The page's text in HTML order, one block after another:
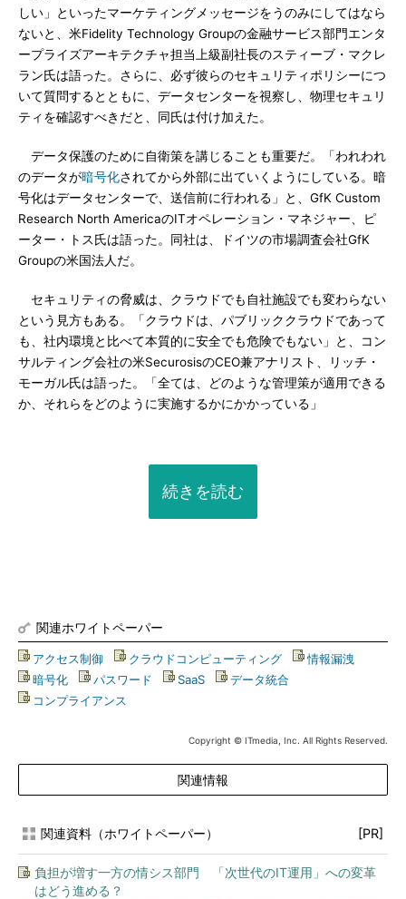
しい」といったマーケティングメッセージをうのみにしてはなら
ないと、米Fidelity Technology Groupの金融サービス部門エンタ
ープライズアーキテクチャ担当上級副社長のスティーブ・マクレ
ラン氏は語った。さらに、必ず彼らのセキュリティポリシーにつ
いて質問するとともに、データセンターを視察し、物理セキュリ
ティを確認すべきだと、同氏は付け加えた。
データ保護のために自衛策を講じることも重要だ。「われわれ
のデータが暗号化されてから外部に出ていくようにしている。暗
号化はデータセンターで、送信前に行われる」と、GfK Custom
Research North AmericaのITオペレーション・マネジャー、ピ
ーター・トス氏は語った。同社は、ドイツの市場調査会社GfK
Groupの米国法人だ。
セキュリティの脅威は、クラウドでも自社施設でも変わらない
という見方もある。「クラウドは、パブリッククラウドであって
も、社内環境と比べて本質的に安全でも危険でもない」と、コン
サルティング会社の米SecurosisのCEO兼アナリスト、リッチ・
モーガル氏は語った。「全ては、どのような管理策が適用できる
か、それらをどのように実施するかにかかっている」
続きを読む
関連ホワイトペーパー
アクセス制御 クラウドコンピューティング 情報漏洩
暗号化
パスワード SaaS データ統合
コンプライアンス
Copyright © ITmedia, Inc. All Rights Reserved.
関連情報
関連資料（ホワイトペーパー） [PR]
負担が増す一方の情シス部門 「次世代のIT運用」への変革
はどう進める？